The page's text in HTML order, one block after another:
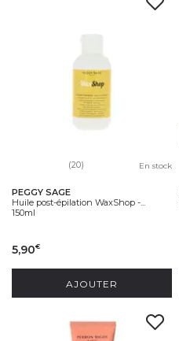
(20) En stock
PEGGY SAGE
Huile post-épilation WaxShop -...
150ml
5,90€
AJOUTER